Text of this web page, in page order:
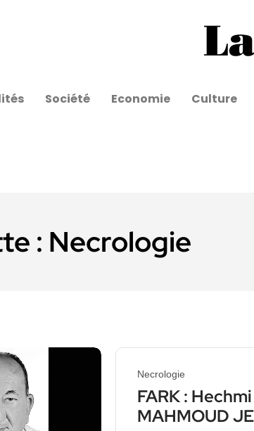
Société Economie Culture
: Necrologie
Necrologie
FARK :
MAHMOUD